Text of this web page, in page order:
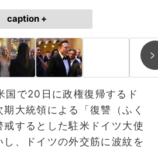
caption +
国で20日に政権復帰するド
大統領による「復讐（ふく
戒するとした駐米ドイツ大使
、ドイツの外交筋に波紋を